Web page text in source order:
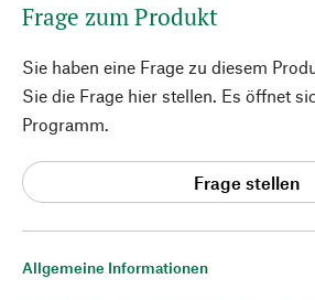
Allgemeine Informationen
Frage zum Produkt
Sie haben eine Frage zu diesem
Sie die Frage hier stellen. Es öffnet
Programm.
Frage stellen